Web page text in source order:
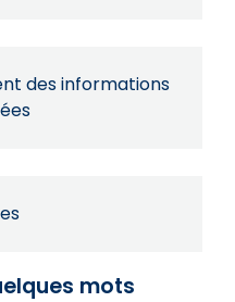
des informations
mots